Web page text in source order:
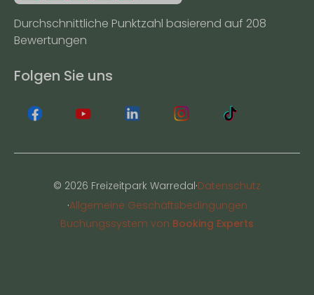
Durchschnittliche Punktzahl basierend auf 208
Bewertungen
Folgen Sie uns
© 2026 Freizeitpark Warredal·Datenschutz
·Allgemeine Geschäftsbedingungen
Buchungssystem von Booking Experts